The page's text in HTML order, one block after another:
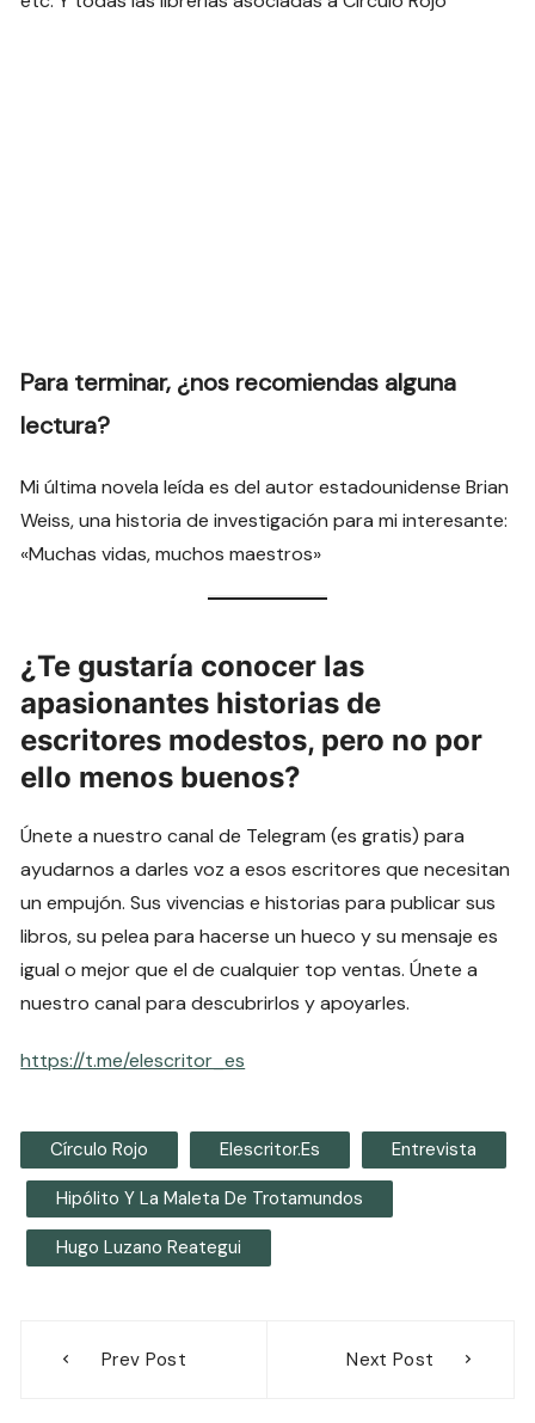
Para terminar, ¿nos recomiendas alguna
lectura?
Mi última novela leída es del autor estadounidense Brian
Weiss, una historia de investigación para mi interesante:
«Muchas vidas, muchos maestros»
¿Te gustaría conocer las
apasionantes historias de
escritores modestos, pero no por
ello menos buenos?
Únete a nuestro canal de Telegram (es gratis) para
ayudarnos a darles voz a esos escritores que necesitan
un empujón. Sus vivencias e historias para publicar sus
libros, su pelea para hacerse un hueco y su mensaje es
igual o mejor que el de cualquier top ventas. Únete a
nuestro canal para descubrirlos y apoyarles.
https://t.me/elescritor_es
Círculo Rojo Elescritor.es Entrevista
Hipólito Y La Maleta De Trotamundos
Hugo Luzano Reategui
Prev Post Next Post